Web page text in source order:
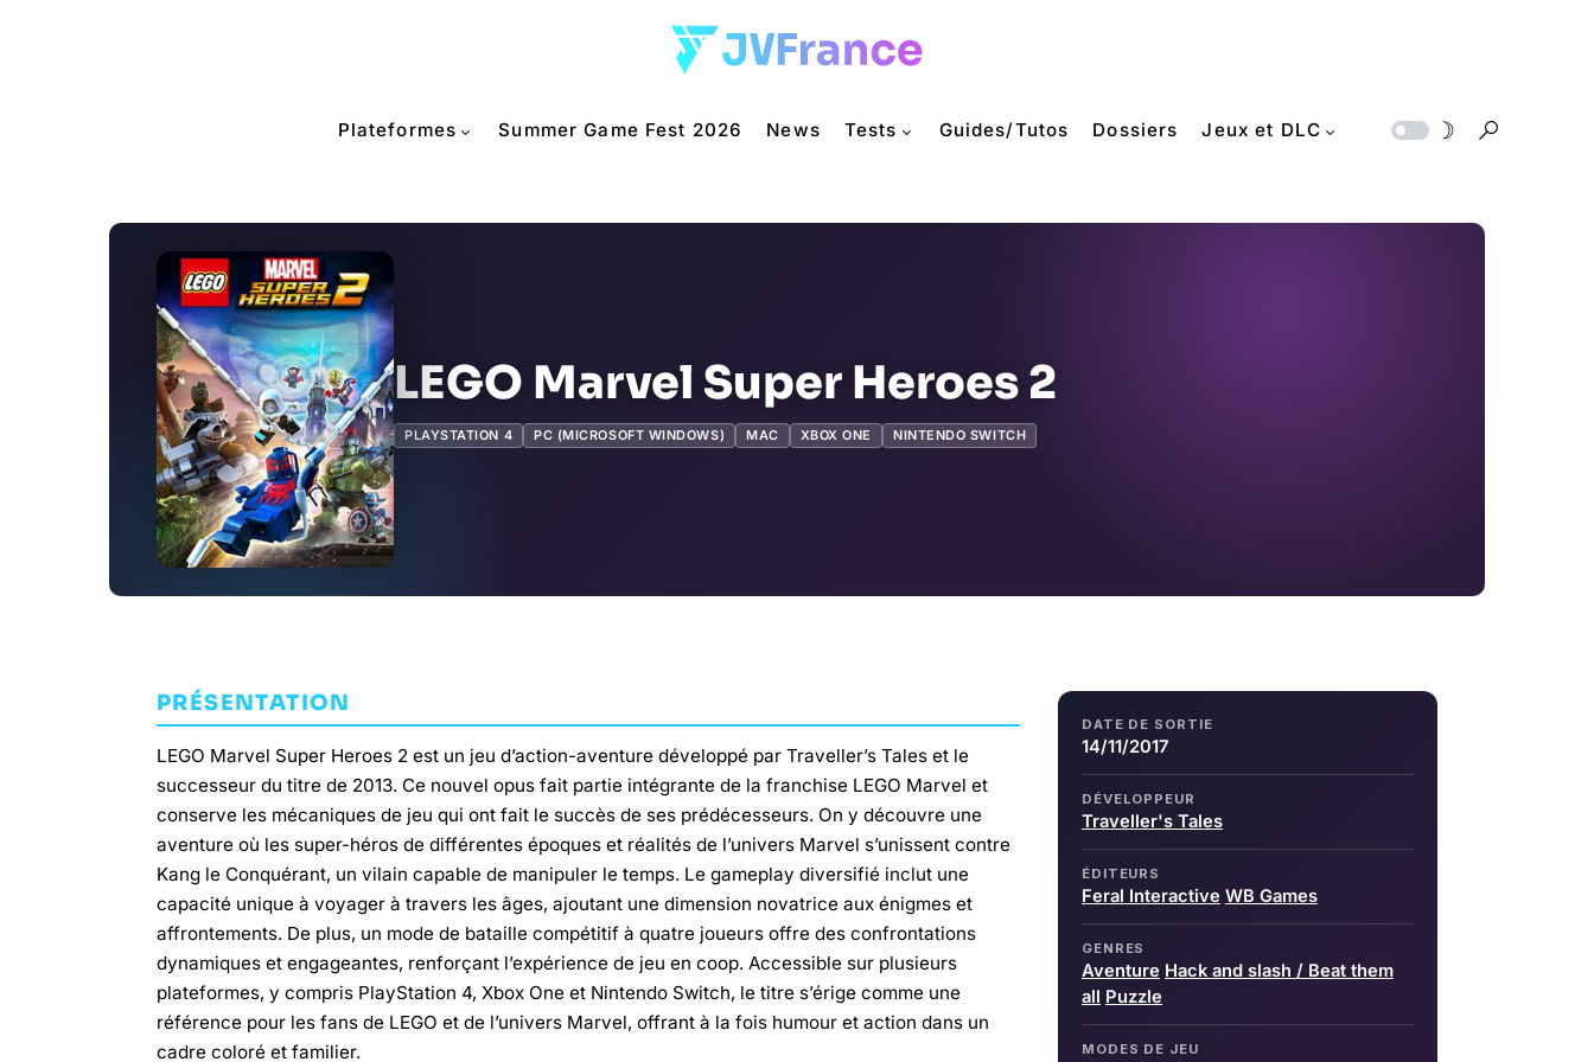
Plateformes Summer Game Fest 2026 News Tests Guides/Tutos Dossiers Jeux et DLC
LEGO Marvel Super Heroes 2
PLAYSTATION 4 PC (MICROSOFT WINDOWS) MAC XBOX ONE NINTENDO SWITCH
PRÉSENTATION
LEGO Marvel Super Heroes 2 est un jeu d’action-aventure développé par Traveller’s Tales et le
successeur du titre de 2013. Ce nouvel opus fait partie intégrante de la franchise LEGO Marvel et
conserve les mécaniques de jeu qui ont fait le succès de ses prédécesseurs. On y découvre une
aventure où les super-héros de différentes époques et réalités de l’univers Marvel s’unissent contre
Kang le Conquérant, un vilain capable de manipuler le temps. Le gameplay diversifié inclut une
capacité unique à voyager à travers les âges, ajoutant une dimension novatrice aux énigmes et
affrontements. De plus, un mode de bataille compétitif à quatre joueurs offre des confrontations
dynamiques et engageantes, renforçant l’expérience de jeu en coop. Accessible sur plusieurs
plateformes, y compris PlayStation 4, Xbox One et Nintendo Switch, le titre s’érige comme une
référence pour les fans de LEGO et de l’univers Marvel, offrant à la fois humour et action dans un
cadre coloré et familier.
DATE DE SORTIE
14/11/2017
DÉVELOPPEUR
Traveller's Tales
ÉDITEURS
Feral Interactive WB Games
GENRES
Aventure Hack and slash / Beat them
all Puzzle
MODES DE JEU